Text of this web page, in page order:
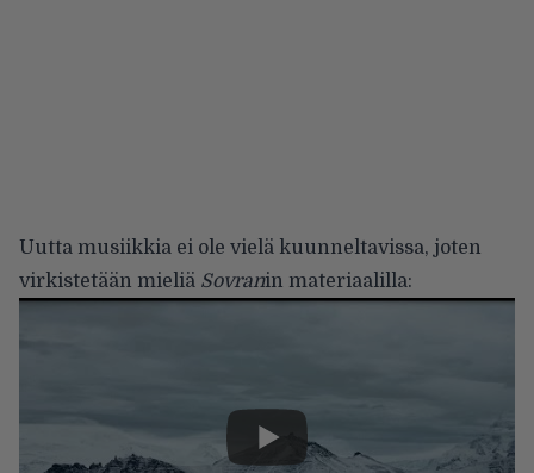
Uutta musiikkia ei ole vielä kuunneltavissa, joten
virkistetään mieliä Sovranin materiaalilla: